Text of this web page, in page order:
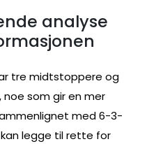
analyse
tre midtstoppere og
som gir en mer
med 6-3-
kan legge til rette for